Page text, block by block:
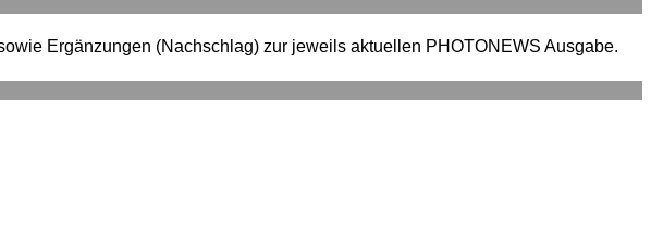
Ergänzungen (Nachschlag) zur jeweils aktuellen PHOTONEWS Ausgabe.